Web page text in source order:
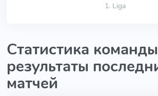
1. Liga
Статистика
результаты
матчей